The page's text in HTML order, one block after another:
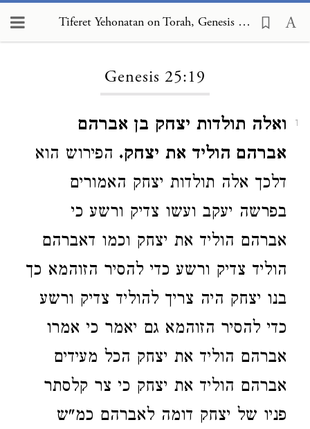
Tiferet Yehonatan on Torah, Genesis 25:19
Genesis 25:19
1
ואלה תולדות יצחק בן אברהם
אברהם הוליד את יצחק. הפירוש הוא
דלכך אלה תולדות יצחק האמורים
בפרשה יעקב ועשו צדיק ורשע כי
אברהם הוליד את יצחק וכמו דאברהם
הוליד צדיק ורשע כדי להסיר הזוהמא כך
בנו יצחק היה צריך להוליד צדיק ורשע
כדי להסיר הזוהמא גם יאמר כי אמרו
אברהם הוליד את יצחק הכל מעידים
אברהם הוליד את יצחק כי צר קלסתר
פניו של יצחק דומה לאברהם כמ"ש